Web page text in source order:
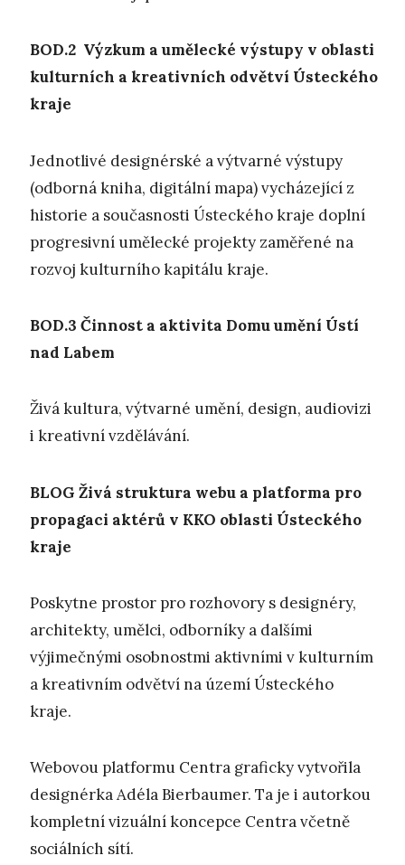
BOD.2 Výzkum a umělecké výstupy v oblasti
kulturních a kreativních odvětví Ústeckého
kraje
Jednotlivé designérské a výtvarné výstupy
(odborná kniha, digitální mapa) vycházející z
historie a současnosti Ústeckého kraje doplní
progresivní umělecké projekty zaměřené na
rozvoj kulturního kapitálu kraje.
BOD.3 Činnost a aktivita Domu umění Ústí
nad Labem
Živá kultura, výtvarné umění, design, audiovizi
i kreativní vzdělávání.
BLOG Živá struktura webu a platforma pro
propagaci aktérů v KKO oblasti Ústeckého
kraje
Poskytne prostor pro rozhovory s designéry,
architekty, umělci, odborníky a dalšími
výjimečnými osobnostmi aktivními v kulturním
a kreativním odvětví na území Ústeckého
kraje.
Webovou platformu Centra graficky vytvořila
designérka Adéla Bierbaumer. Ta je i autorkou
kompletní vizuální koncepce Centra včetně
sociálních sítí.